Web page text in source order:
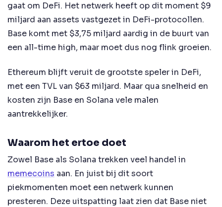
gaat om DeFi. Het netwerk heeft op dit moment $9
miljard aan assets vastgezet in DeFi-protocollen.
Base komt met $3,75 miljard aardig in de buurt van
een all-time high, maar moet dus nog flink groeien.
Ethereum blijft veruit de grootste speler in DeFi,
met een TVL van $63 miljard. Maar qua snelheid en
kosten zijn Base en Solana vele malen
aantrekkelijker.
Waarom het ertoe doet
Zowel Base als Solana trekken veel handel in
memecoins aan. En juist bij dit soort
piekmomenten moet een netwerk kunnen
presteren. Deze uitspatting laat zien dat Base niet